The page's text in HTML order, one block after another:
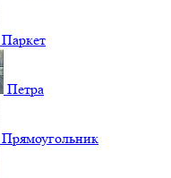
Паркет
Петра
Прямоугольник